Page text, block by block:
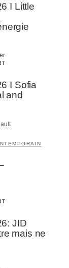
I Little
I Sofia
and
JID
mais ne